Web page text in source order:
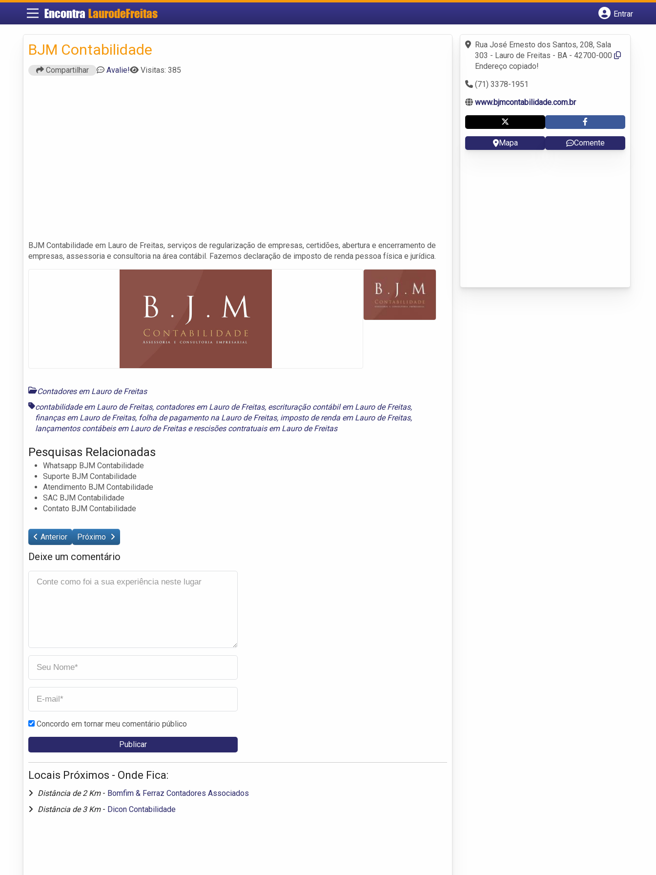
Encontra LaurodeFreitas Entrar
Cadastrar empresa
Fazer login
Criar conta
BJM Contabilidade
Compartilhar Avalie! Visitas: 385
BJM Contabilidade em Lauro de Freitas, serviços de regularização de empresas, certidões, abertura e encerramento de
empresas, assessoria e consultoria na área contábil. Fazemos declaração de imposto de renda pessoa física e jurídica.
Contadores em Lauro de Freitas
contabilidade em Lauro de Freitas, contadores em Lauro de Freitas, escrituração contábil em Lauro de Freitas,
finanças em Lauro de Freitas, folha de pagamento na Lauro de Freitas, imposto de renda em Lauro de Freitas,
lançamentos contábeis em Lauro de Freitaserescisões contratuais em Lauro de Freitas
Pesquisas Relacionadas
Whatsapp BJM Contabilidade
Suporte BJM Contabilidade
Atendimento BJM Contabilidade
SAC BJM Contabilidade
Contato BJM Contabilidade
Anterior Próximo
Deixe um comentário
Concordo em tornar meu comentário público
Locais Próximos - Onde Fica:
Distância de 2 Km - Bomfim & Ferraz Contadores Associados
Distância de 3 Km - Dicon Contabilidade
Rua José Ernesto dos Santos, 208, Sala
303 - Lauro de Freitas - BA - 42700-000
Endereço copiado!
(71) 3378-1951
www.bjmcontabilidade.com.br
Mapa Comente